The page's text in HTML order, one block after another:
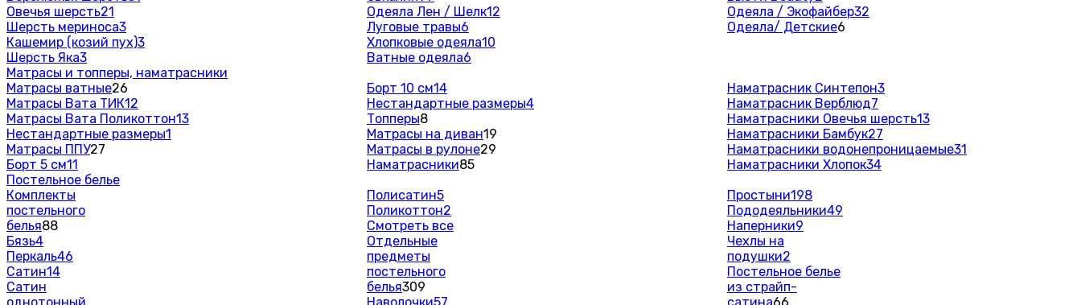
Овечья шерсть21
Шерсть мериноса3
Кашемир (козий пух)3
Шерсть Яка3
Одеяла Лен / Шелк12
Луговые травы6
Хлопковые одеяла10
Ватные одеяла6
Одеяла / Экофайбер32
Одеяла/ Детские6
Матрасы и топперы, наматрасники
Матрасы ватные26
Матрасы Вата ТИК12
Матрасы Вата Поликоттон13
Нестандартные размеры1
Матрасы ППУ27
Борт 5 см11
Борт 10 см14
Нестандартные размеры4
Топперы8
Матрасы на диван19
Матрасы в рулоне29
Наматрасники85
Наматрасник Синтепон3
Наматрасник Верблюд7
Наматрасники Овечья шерсть13
Наматрасники Бамбук27
Наматрасники водонепроницаемые31
Наматрасники Хлопок34
Постельное белье
Комплекты
постельного
белья88
Бязь4
Перкаль46
Сатин14
Сатин
Полисатин5
Поликоттон2
Смотреть все
Отдельные
предметы
постельного
белья309
Простыни198
Пододеяльники49
Наперники9
Чехлы на
подушки2
Постельное белье
из страйп-